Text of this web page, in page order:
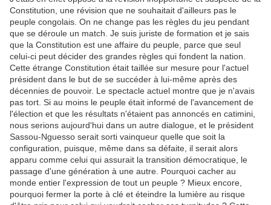
Constitution, une révision que ne souhaitait d'ailleurs pas le
peuple congolais. On ne change pas les règles du jeu pendant
que se déroule un match. Je suis juriste de formation et je sais
que la Constitution est une affaire du peuple, parce que seul
celui-ci peut décider des grandes règles qui fondent la nation.
Cette étrange Constitution était taillée sur mesure pour l'actuel
président dans le but de se succéder à lui-même après des
décennies de pouvoir. Le spectacle actuel montre que je n'avais
pas tort. Si au moins le peuple était informé de l'avancement de
l'élection et que les résultats n'étaient pas annoncés en catimini,
nous serions aujourd'hui dans un autre dialogue, et le président
Sassou-Nguesso serait sorti vainqueur quelle que soit la
configuration, puisque, même dans sa défaite, il serait alors
apparu comme celui qui assurait la transition démocratique, le
passage d'une génération à une autre. Pourquoi cacher au
monde entier l'expression de tout un peuple ? Mieux encore,
pourquoi fermer la porte à clé et éteindre la lumière au risque